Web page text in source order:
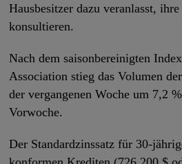
Hausbesitzer dazu veranlasst,
konsultieren.
Nach dem saisonbereinigten
Association stieg das Volumen
der vergangenen Woche um 7,2
Vorwoche.
Der Standardzinssatz für 30-